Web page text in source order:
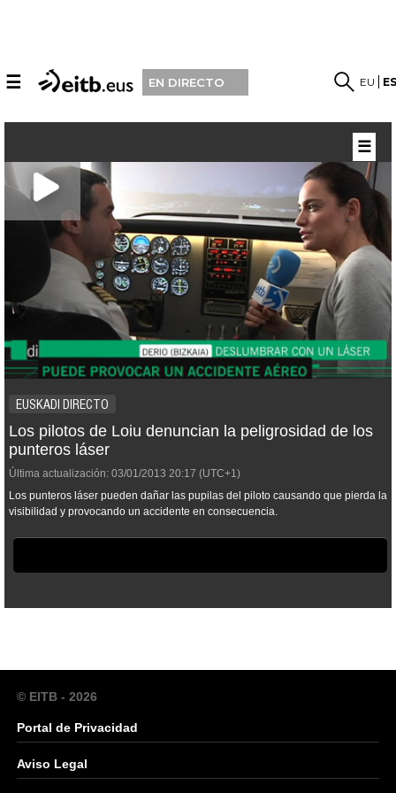
☰ EN DIRECTO EU
EUSKADI DIRECTO
Los pilotos de Loiu denuncian la peligrosidad de los
punteros láser
Última actualización: 03/01/2013 20:17 (UTC+1)
Los punteros láser pueden dañar las pupilas del piloto causando que pierda la
visibilidad y provocando un accidente en consecuencia.
☰
© EITB - 2026
Portal de Privacidad
Aviso Legal